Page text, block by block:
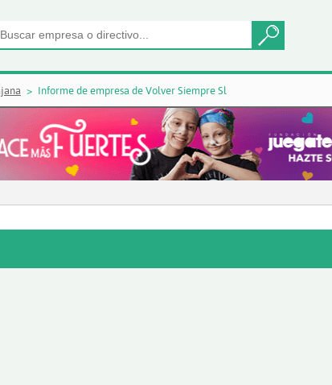
Informe de empresa de Volver Siempre Sl